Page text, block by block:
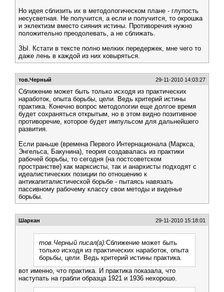
Но идея сблизить их в методологическом плане - глупость
несусветная. Не получится, а если и получится, то окрошка
и эклектизм вместо сияния истины. Противоречия нужно
положительно преодолевать, а не сближать.
ЗЫ. Кстати в тексте полно мелких передержек, мне чего то
даже лень в каждой из них ковыряться.
тов.Черный 29-11-2010 14:03:27
Сближение может быть только исходя из практических
наработок, опыта борьбы, цели. Ведь критерий истины
практика. Конечно вопрос методологии еще долгое время
будет сохраняться открытым, но в этом видно позитивное
противоречие, которое будет импульсом для дальнейшего
развития.
Если раньше (времена Первого Интернационала (Маркса,
Энгельса, Бакунина), теория создавалась из практики
рабочей борьбы, то сегодня (на постсоветском
пространстве) как марксисты, так и анархисты подходят с
идеалистических позиции по отношению к
антикапиталистической борьбе - пытаясь навязать
пассивному рабочему классу свои методы и виденье
борьбы.
Шаркан 29-11-2010 15:18:01
тов.Черный писал(а):Сближение может быть
только исходя из практических наработок, опыта
борьбы, цели. Ведь критерий истины практика.
вот именно, что практика. И практика показала, что
наступать на грабли образца 1921 и 1936 нехорошо.